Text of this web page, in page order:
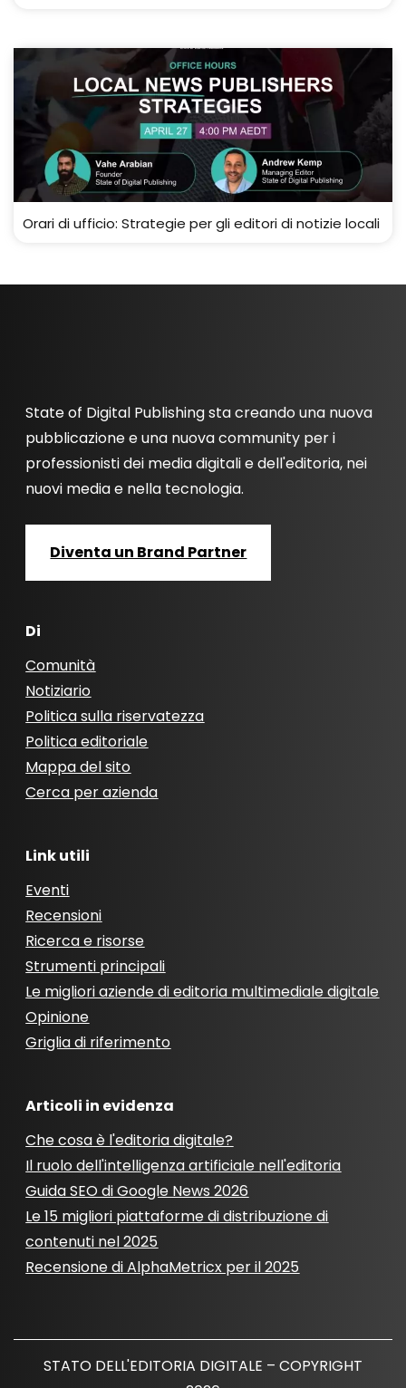
Orari di ufficio: Strategie per gli editori di notizie locali
State of Digital Publishing sta creando una nuova
pubblicazione e una nuova community per i
professionisti dei media digitali e dell'editoria, nei
nuovi media e nella tecnologia.
Diventa un Brand Partner
Di
Comunità
Notiziario
Politica sulla riservatezza
Politica editoriale
Mappa del sito
Cerca per azienda
Link utili
Eventi
Recensioni
Ricerca e risorse
Strumenti principali
Le migliori aziende di editoria multimediale digitale
Opinione
Griglia di riferimento
Articoli in evidenza
Che cosa è l'editoria digitale?
Il ruolo dell'intelligenza artificiale nell'editoria
Guida SEO di Google News 2026
Le 15 migliori piattaforme di distribuzione di
contenuti nel 2025
Recensione di AlphaMetricx per il 2025
STATO DELL'EDITORIA DIGITALE – COPYRIGHT